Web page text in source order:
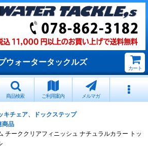
ウォータータックルズ
カート
商品検索 ご利用案内 メルマガ
キチェア、ドックステップ
商品
ーククリアフィニッシュ ナチュラルカラー トッ